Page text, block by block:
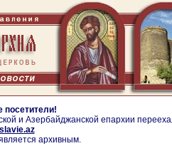
и Азербайджанской епархии
архивным.